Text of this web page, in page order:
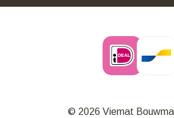
© 2026 Viemat